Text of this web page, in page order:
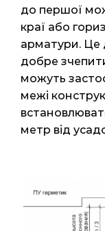
до першої
краї або
арматури. Це
добре
можуть
межі
метр від